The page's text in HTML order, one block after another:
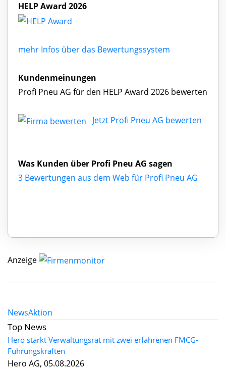
HELP Award 2026
mehr Infos über das Bewertungssystem
Kundenmeinungen
Profi Pneu AG für den HELP Award 2026 bewerten
Jetzt Profi Pneu AG bewerten
Was Kunden über Profi Pneu AG sagen
3 Bewertungen aus dem Web für Profi Pneu AG
Anzeige
NewsAktion
Top News
Hero stärkt Verwaltungsrat mit zwei erfahrenen FMCG-
Führungskräften
Hero AG, 05.08.2026